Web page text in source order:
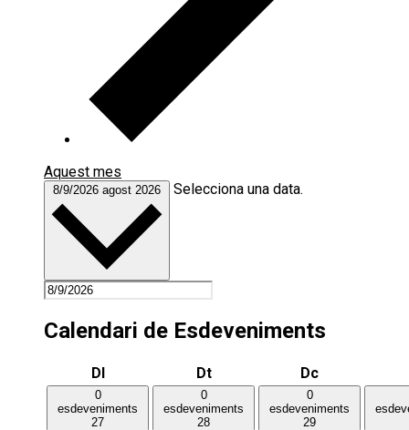
Aquest mes
8/9/2026 agost 2026 Selecciona una data.
Calendari de Esdeveniments
DlDilluns DtDimarts DcDimecres
0
esdeveniments
27
0
esdeveniments
28
0
esdeveniments
29